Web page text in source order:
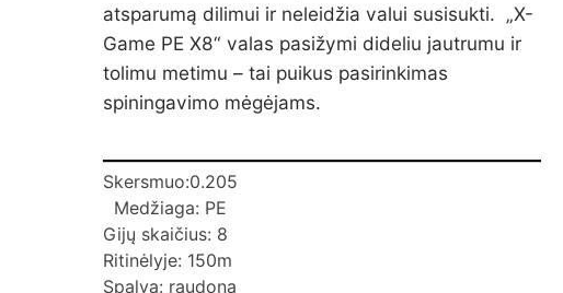
atsparumą dilimui ir neleidžia valui susisukti. „X-
Game PE X8“ valas pasižymi dideliu jautrumu ir
tolimu metimu – tai puikus pasirinkimas
spiningavimo mėgėjams.
Skersmuo:0.205
Medžiaga: PE
Gijų skaičius: 8
Ritinėlyje: 150m
Spalva: raudona